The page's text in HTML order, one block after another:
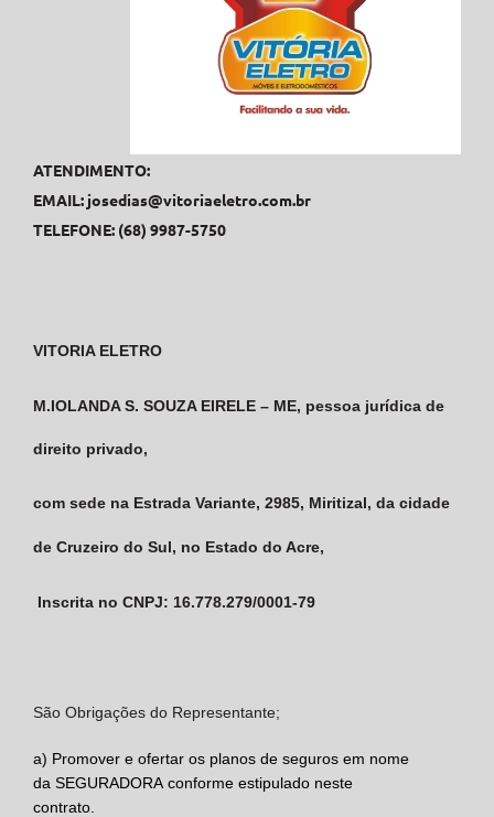
ATENDIMENTO:
EMAIL: josedias@vitoriaeletro.com.br
TELEFONE: (68) 9987-5750
VITORIA ELETRO
M.IOLANDA S. SOUZA EIRELE – ME, pessoa jurídica de
direito privado,
com sede na Estrada Variante, 2985, Miritizal, da cidade
de Cruzeiro do Sul, no Estado do Acre,
Inscrita no CNPJ: 16.778.279/0001-79
São Obrigações do Representante;
a) Promover e ofertar os planos de seguros em nome
da SEGURADORA conforme estipulado neste
contrato.